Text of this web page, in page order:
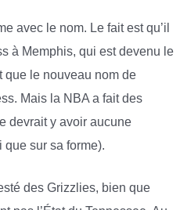
avec le nom. Le fait est qu’il
à Memphis, qui est devenu le
que le nouveau nom de
Mais la NBA a fait des
devrait y avoir aucune
sur sa forme).
des Grizzlies, bien que